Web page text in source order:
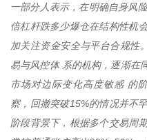
一部分人表示，在明确自身风
倍杠杆跌多少爆仓在结构性机
加关注资金安全与平台合规性
易与风控体 系的机构，逐渐在
市场对边际变化高度敏感 的
察，回撤突破15%的情况并不
阶段背景下，根据多个交易周